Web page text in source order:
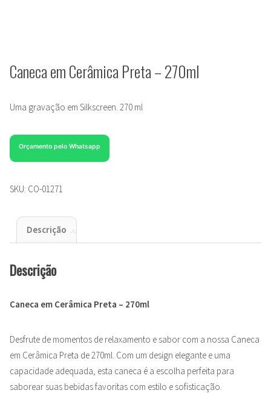
Caneca em Cerâmica Preta – 270ml
Uma gravação em Silkscreen. 270 ml
Orçamento pelo Whatsapp
SKU: CO-01271
Descrição
Descrição
Caneca em Cerâmica Preta – 270ml
Desfrute de momentos de relaxamento e sabor com a nossa Caneca
em Cerâmica Preta de 270ml. Com um design elegante e uma
capacidade adequada, esta caneca é a escolha perfeita para
saborear suas bebidas favoritas com estilo e sofisticação.